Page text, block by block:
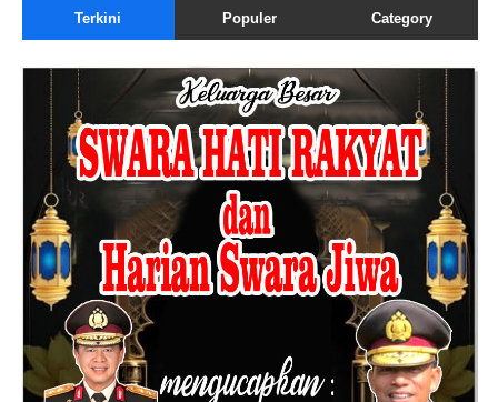
Terkini Populer Category